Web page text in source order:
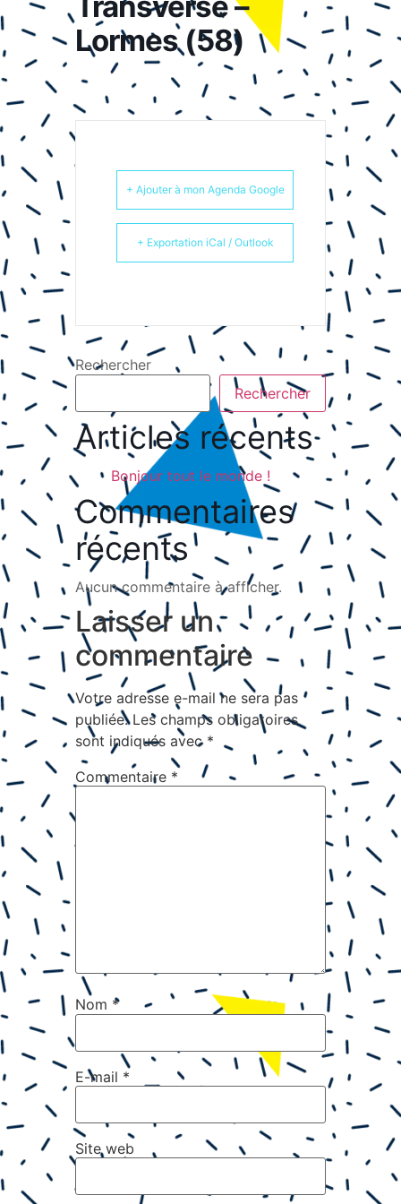
Lormes (58)
+ Ajouter à mon Agenda Google
+ Exportation iCal / Outlook
Rechercher
Rechercher
Articles récents
Bonjour tout le monde !
Commentaires
récents
Aucun commentaire à afficher.
Laisser un
commentaire
Votre adresse e-mail ne sera pas
publiée. Les champs obligatoires
sont indiqués avec *
Commentaire *
Nom *
E-mail *
Site web